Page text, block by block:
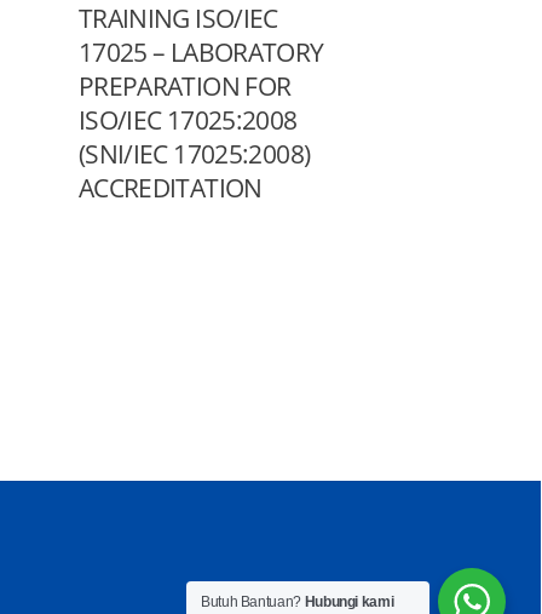
TRAINING ISO/IEC
17025 – LABORATORY
PREPARATION FOR
ISO/IEC 17025:2008
(SNI/IEC 17025:2008)
ACCREDITATION
Butuh Bantuan? Hubungi kami